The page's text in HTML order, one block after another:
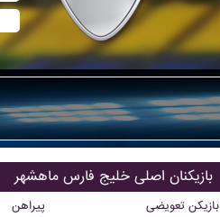
بازیکنان اصلی خليج فارس ماهشهر
پیراهن بازیکن تعویضی